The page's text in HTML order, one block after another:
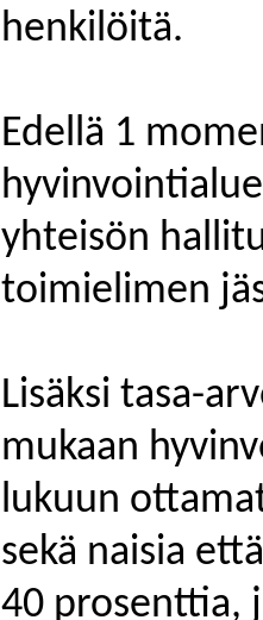
henkilöitä.
Edellä 1
yhteisön
toimielimen
Lisäksi tasa-
mukaan
lukuun
sekä naisia
40 prosenttia,